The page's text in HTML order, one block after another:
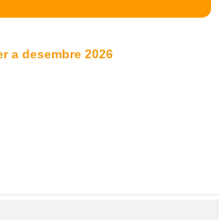
a desembre 2026